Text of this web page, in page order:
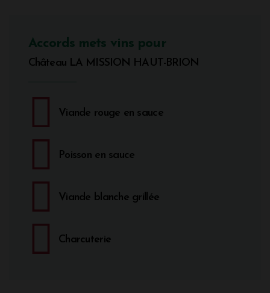
Accords mets vins pour
Château LA MISSION HAUT-BRION
Viande rouge en sauce
Poisson en sauce
Viande blanche grillée
Charcuterie